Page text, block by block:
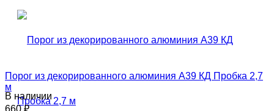
Порог из декорированного алюминия А39 КД Пробка 2,7
м
В наличии